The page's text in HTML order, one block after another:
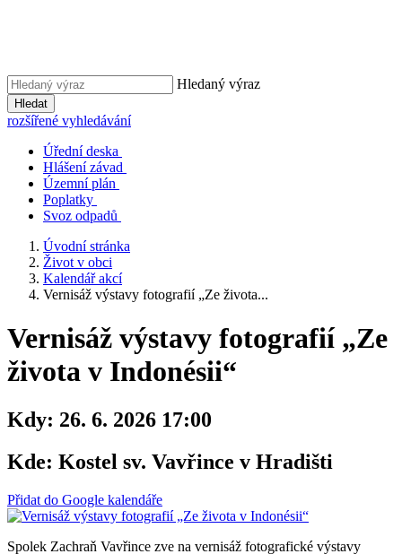
Hledaný výraz
Hledat
rozšířené vyhledávání
Úřední deska
Hlášení závad
Územní plán
Poplatky
Svoz odpadů
Úvodní stránka
Život v obci
Kalendář akcí
Vernisáž výstavy fotografií „Ze života...
Vernisáž výstavy fotografií „Ze
života v Indonésii“
Kdy: 26. 6. 2026 17:00
Kde: Kostel sv. Vavřince v Hradišti
Přidat do Google kalendáře
Spolek Zachraň Vavřince zve na vernisáž fotografické výstavy